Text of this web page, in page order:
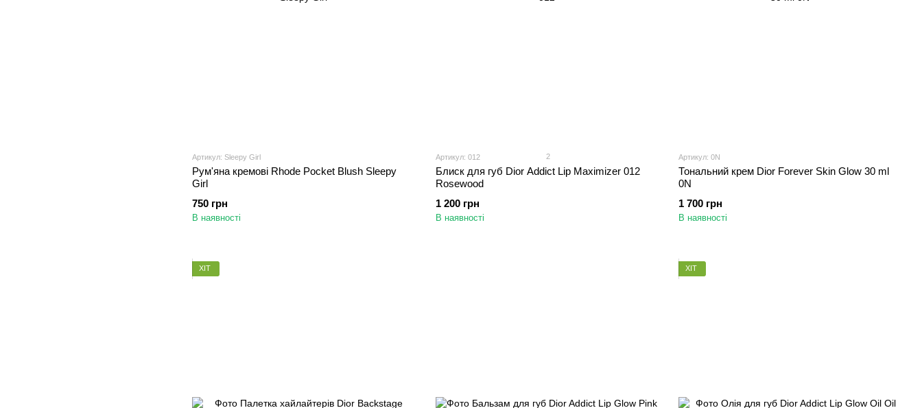
Артикул: Sleepy Girl
Рум'яна кремові Rhode Pocket Blush Sleepy
Girl
750 грн
В наявності
Артикул: 012 2
Блиск для губ Dior Addict Lip Maximizer 012
Rosewood
1 200 грн
В наявності
Артикул: 0N
Тональний крем Dior Forever Skin Glow 30 ml
0N
1 700 грн
В наявності
ХІТ ХІТ